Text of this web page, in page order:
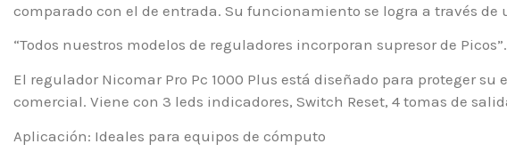
comparado con el de entrada. Su funcionamiento se logra a través
“Todos nuestros modelos de reguladores incorporan supresor de Picos”.
El regulador Nicomar Pro Pc 1000 Plus está diseñado para proteger
comercial. Viene con 3 leds indicadores, Switch Reset, 4 tomas de
Aplicación: Ideales para equipos de cómputo